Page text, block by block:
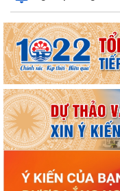
ỦY BAN NHÂN DÂN XÃ
DẪN NGƯỜI DÂN CHUYỂN
KẾ HOẠCH Triển khai
tại Nhật Bản Đợt II năm
Kỷ niệm 79 năm Ngày